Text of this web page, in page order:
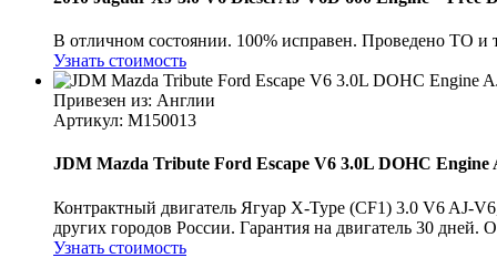
В отличном состоянии. 100% исправен. Проведено ТО и
Узнать стоимость
Привезен из: Англии
Артикул: M150013
JDM Mazda Tribute Ford Escape V6 3.0L DOHC Engine
Контрактный двигатель Ягуар X-Type (CF1) 3.0 V6 AJ-
других городов России. Гарантия на двигатель 30 дней.
Узнать стоимость